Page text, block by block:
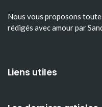
Nous vous proposons
rédigés avec amour par
Liens utiles